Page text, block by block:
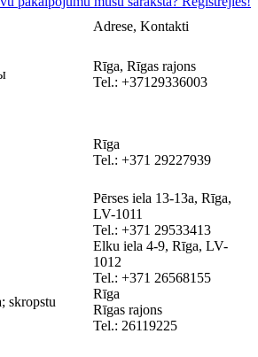
Adrese, Kontakti
Rīga, Rīgas rajons
Tel.: +37129336003
Rīga
Tel.: +371 29227939
Pērses iela 13-13a, Rīga,
LV-1011
Tel.: +371 29533413
Elku iela 4-9, Rīga, LV-
1012
Tel.: +371 26568155
skropstu
Rīga
Rīgas rajons
Tel.: 26119225